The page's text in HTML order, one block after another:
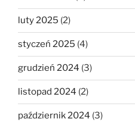
luty 2025 (2)
styczeń 2025 (4)
grudzień 2024 (3)
listopad 2024 (2)
październik 2024 (3)